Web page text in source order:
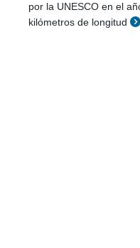
por la UNESCO en el
kilómetros de longitud